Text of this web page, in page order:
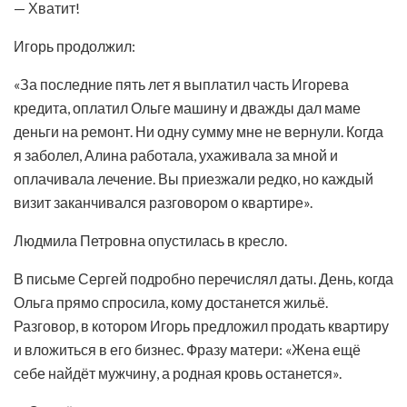
— Хватит!
Игорь продолжил:
«За последние пять лет я выплатил часть Игорева
кредита, оплатил Ольге машину и дважды дал маме
деньги на ремонт. Ни одну сумму мне не вернули. Когда
я заболел, Алина работала, ухаживала за мной и
оплачивала лечение. Вы приезжали редко, но каждый
визит заканчивался разговором о квартире».
Людмила Петровна опустилась в кресло.
В письме Сергей подробно перечислял даты. День, когда
Ольга прямо спросила, кому достанется жильё.
Разговор, в котором Игорь предложил продать квартиру
и вложиться в его бизнес. Фразу матери: «Жена ещё
себе найдёт мужчину, а родная кровь останется».